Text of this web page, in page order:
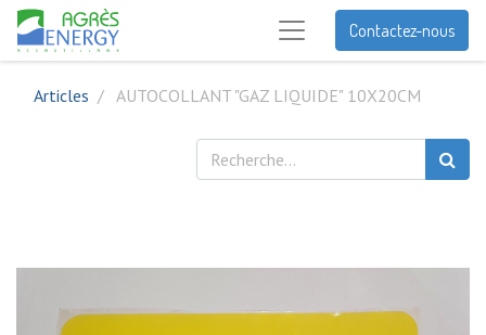
Contactez-nous
Articles AUTOCOLLANT "GAZ LIQUIDE" 10X20CM